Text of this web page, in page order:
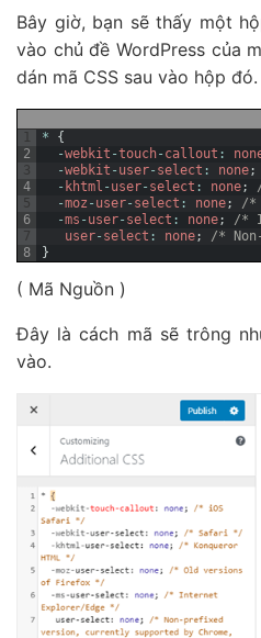
Bây giờ, bạn sẽ thấy một
vào chủ đề WordPress của
dán mã CSS sau vào hộp đó.
1
2
3
4
5
6
7
8
*
{
-webkit -touch-callout :
-webkit - user- select : none;
- khtml -user-select : none;
-moz - user- select : none;
/*
-ms -user-select : none;
/*
user- select : none;
/*
}
( Mã Nguồn )
Đây là cách mã sẽ trông
vào.